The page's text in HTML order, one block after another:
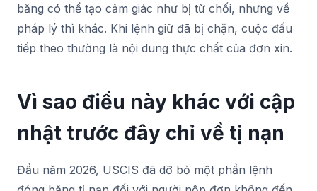
băng có thể tạo cảm giác như bị từ chối, nhưng về
pháp lý thì khác. Khi lệnh giữ đã bị chặn, cuộc đấu
tiếp theo thường là nội dung thực chất của đơn xin.
Vì sao điều này khác với cập
nhật trước đây chỉ về tị nạn
Đầu năm 2026, USCIS đã dỡ bỏ một phần lệnh